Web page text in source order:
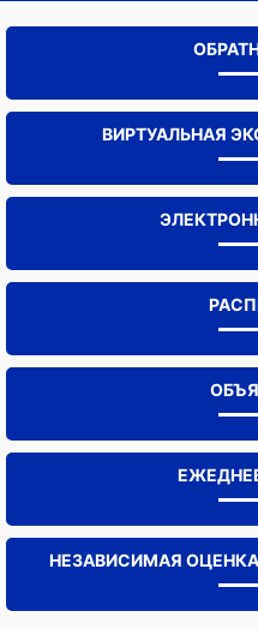
ВИРТУАЛЬНАЯ
НЕЗАВИСИМАЯ